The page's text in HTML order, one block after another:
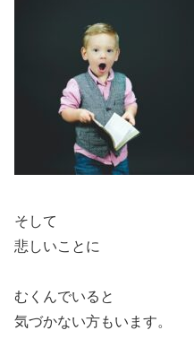
そして
悲しいことに
むくんでいると
気づかない方もいます。